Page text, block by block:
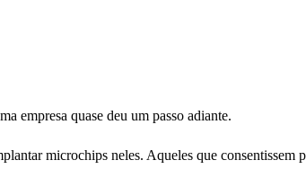
empresa quase deu um passo adiante.
microchips neles. Aqueles que consentissem